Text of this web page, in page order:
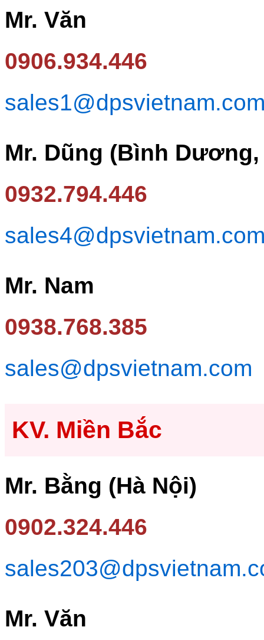
Mr. Văn
0906.934.446
Mr. Dũng (Bình
0932.794.446
Mr. Nam
0938.768.385
sales@dpsvietnam.com
KV. Miền Bắc
Mr. Bằng (Hà Nội)
0902.324.446
Mr. Văn